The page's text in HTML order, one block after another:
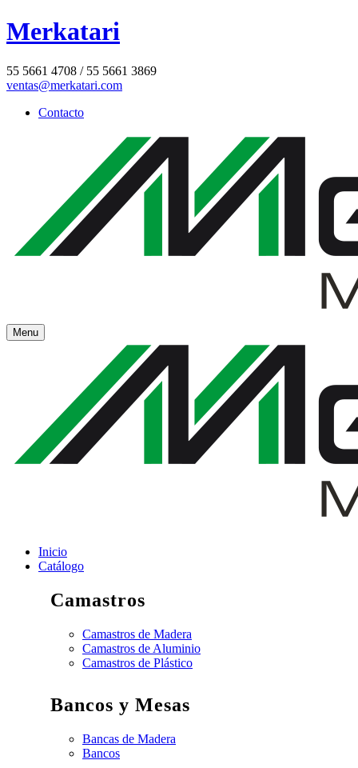
Merkatari
55 5661 4708 / 55 5661 3869
ventas@merkatari.com
Contacto
Menu
Inicio
Catálogo
Camastros
Camastros de Madera
Camastros de Aluminio
Camastros de Plástico
Bancos y Mesas
Bancas de Madera
Bancos